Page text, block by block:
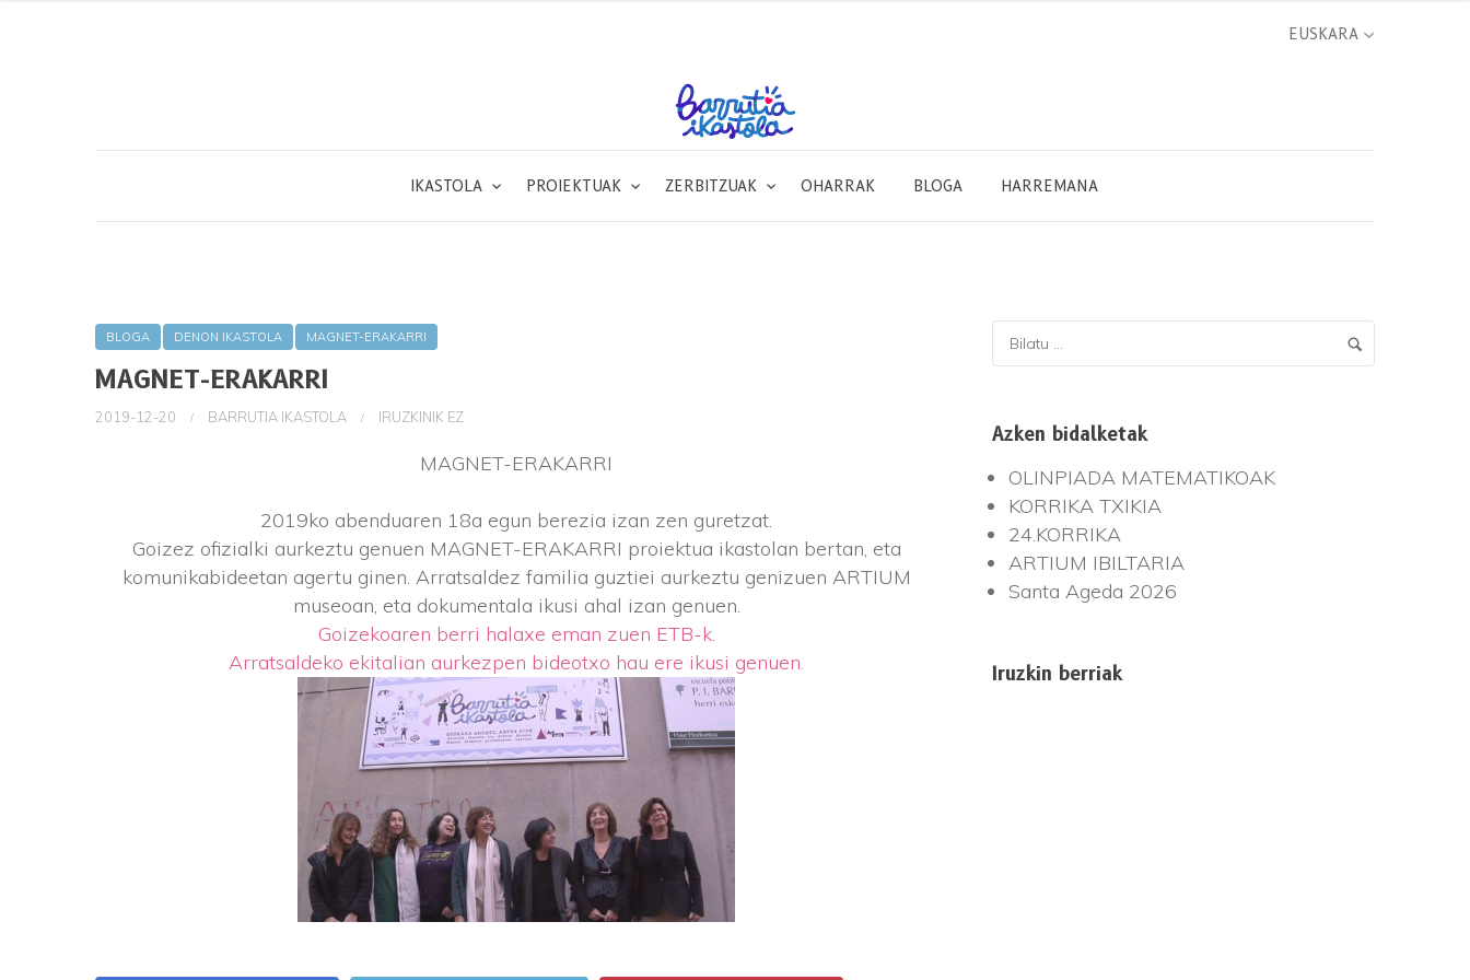
IKASTOLA PROIEKTUAK ZERBITZUAK OHARRAK BLOGA HARREMANA
BLOGA DENON IKASTOLA MAGNET-ERAKARRI
MAGNET-ERAKARRI
2019-12-20 BARRUTIA IKASTOLA IRUZKINIK EZ
MAGNET-ERAKARRI
2019ko abenduaren 18a egun berezia izan zen guretzat.
Goizez ofizialki aurkeztu genuen MAGNET-ERAKARRI proiektua ikastolan bertan, eta
komunikabideetan agertu ginen. Arratsaldez familia guztiei aurkeztu genizuen ARTIUM
museoan, eta dokumentala ikusi ahal izan genuen.
Goizekoaren berri halaxe eman zuen ETB-k.
Arratsaldeko ekitalian aurkezpen bideotxo hau ere ikusi genuen.
Azken bidalketak
OLINPIADA MATEMATIKOAK
KORRIKA TXIKIA
24.KORRIKA
ARTIUM IBILTARIA
Santa Ageda 2026
Iruzkin berriak